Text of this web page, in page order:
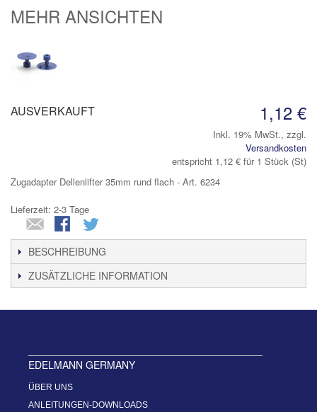
MEHR ANSICHTEN
1,12 €
Inkl. 19% MwSt., zzgl.
Versandkosten
entspricht 1,12 € für 1 Stück (St)
AUSVERKAUFT
Zugadapter Dellenlifter 35mm rund flach - Art. 6234
Lieferzeit: 2-3 Tage
BESCHREIBUNG
ZUSÄTZLICHE INFORMATION
EDELMANN GERMANY
ÜBER UNS
ANLEITUNGEN-DOWNLOADS